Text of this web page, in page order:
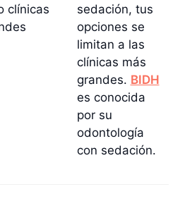
clínicas
sedación, tus
opciones se
limitan a las
clínicas más
grandes. BIDH
es conocida
por su
odontología
con sedación.